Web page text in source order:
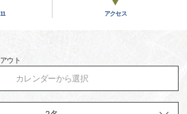
アクセス
ウト
カレンダーから選択